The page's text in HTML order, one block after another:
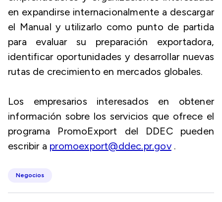
en expandirse internacionalmente a descargar
el Manual y utilizarlo como punto de partida
para evaluar su preparación exportadora,
identificar oportunidades y desarrollar nuevas
rutas de crecimiento en mercados globales.
Los empresarios interesados en obtener
información sobre los servicios que ofrece el
programa PromoExport del DDEC pueden
escribir a promoexport@ddec.pr.gov.
Negocios